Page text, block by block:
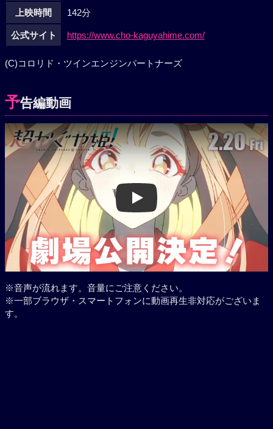
上映時間 142分
公式サイト https://www.cho-kaguyahime.com/
(C)コロリド・ツインエンジンパートナーズ
予告編動画
Play
※音声が流れます。音量にご注意ください。
※一部ブラウザ・スマートフォンに動画再生非対応がございま
す。